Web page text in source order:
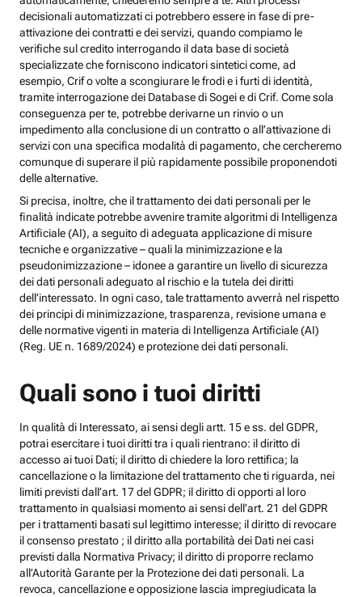
decisionali automatizzati ci potrebbero essere in fase di pre-
attivazione dei contratti e dei servizi, quando compiamo le
verifiche sul credito interrogando il data base di società
specializzate che forniscono indicatori sintetici come, ad
esempio, Crif o volte a scongiurare le frodi e i furti di identità,
tramite interrogazione dei Database di Sogei e di Crif. Come sola
conseguenza per te, potrebbe derivarne un rinvio o un
impedimento alla conclusione di un contratto o all’attivazione di
servizi con una specifica modalità di pagamento, che cercheremo
comunque di superare il più rapidamente possibile proponendoti
delle alternative.
Si precisa, inoltre, che il trattamento dei dati personali per le
finalità indicate potrebbe avvenire tramite algoritmi di Intelligenza
Artificiale (AI), a seguito di adeguata applicazione di misure
tecniche e organizzative – quali la minimizzazione e la
pseudonimizzazione – idonee a garantire un livello di sicurezza
dei dati personali adeguato al rischio e la tutela dei diritti
dell’interessato. In ogni caso, tale trattamento avverrà nel rispetto
dei principi di minimizzazione, trasparenza, revisione umana e
delle normative vigenti in materia di Intelligenza Artificiale (AI)
(Reg. UE n. 1689/2024) e protezione dei dati personali.
Quali sono i tuoi diritti
In qualità di Interessato, ai sensi degli artt. 15 e ss. del GDPR,
potrai esercitare i tuoi diritti tra i quali rientrano: il diritto di
accesso ai tuoi Dati; il diritto di chiedere la loro rettifica; la
cancellazione o la limitazione del trattamento che ti riguarda, nei
limiti previsti dall’art. 17 del GDPR; il diritto di opporti al loro
trattamento in qualsiasi momento ai sensi dell’art. 21 del GDPR
per i trattamenti basati sul legittimo interesse; il diritto di revocare
il consenso prestato ; il diritto alla portabilità dei Dati nei casi
previsti dalla Normativa Privacy; il diritto di proporre reclamo
all’Autorità Garante per la Protezione dei dati personali. La
revoca, cancellazione e opposizione lascia impregiudicata la